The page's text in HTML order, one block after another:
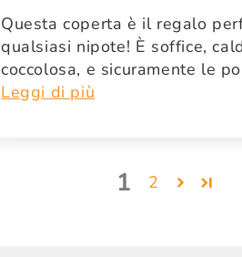
Questa coperta è il regalo
qualsiasi nipote! È soffice,
coccolosa, e sicuramente le
Leggi di più
1 2